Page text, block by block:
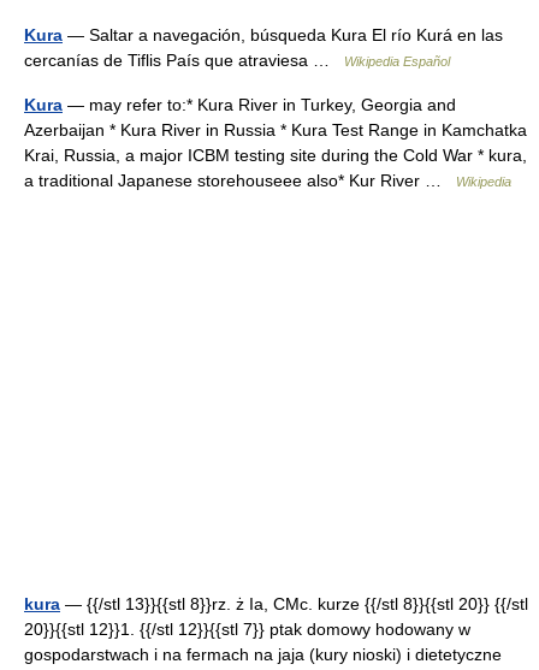
Kura — Saltar a navegación, búsqueda Kura El río Kurá en las
cercanías de Tiflis País que atraviesa …
Wikipedia Español
Kura — may refer to:* Kura River in Turkey, Georgia and
Azerbaijan * Kura River in Russia * Kura Test Range in Kamchatka
Krai, Russia, a major ICBM testing site during the Cold War * kura,
a traditional Japanese storehouseee also* Kur River …
Wikipedia
kura — {{/stl 13}}{{stl 8}}rz. ż Ia, CMc. kurze {{/stl 8}}{{stl 20}} {{/stl
20}}{{stl 12}}1. {{/stl 12}}{{stl 7}} ptak domowy hodowany w
gospodarstwach i na fermach na jaja (kury nioski) i dietetyczne